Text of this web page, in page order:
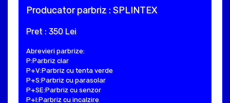
Producator parbriz : SPLINTEX
Pret : 350 Lei
Abrevieri parbrize:
P:Parbriz clar
P+V:Parbriz cu tenta verde
P+S:Parbriz cu parasolar
P+SE:Parbriz cu senzor
P+I:Parbriz cu incalzire